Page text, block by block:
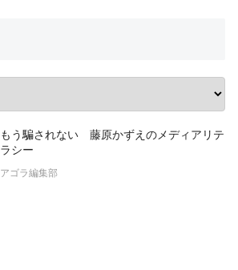
もう騙されない 藤原かずえのメディアリテ
ラシー
アゴラ編集部